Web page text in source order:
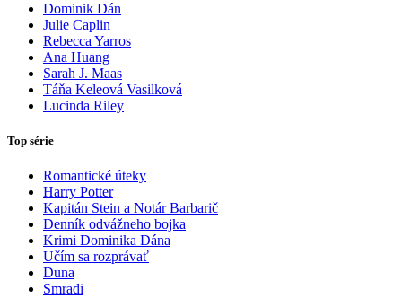
Dominik Dán
Julie Caplin
Rebecca Yarros
Ana Huang
Sarah J. Maas
Táňa Keleová Vasilková
Lucinda Riley
Top série
Romantické úteky
Harry Potter
Kapitán Stein a Notár Barbarič
Denník odvážneho bojka
Krimi Dominika Dána
Učím sa rozprávať
Duna
Smradi